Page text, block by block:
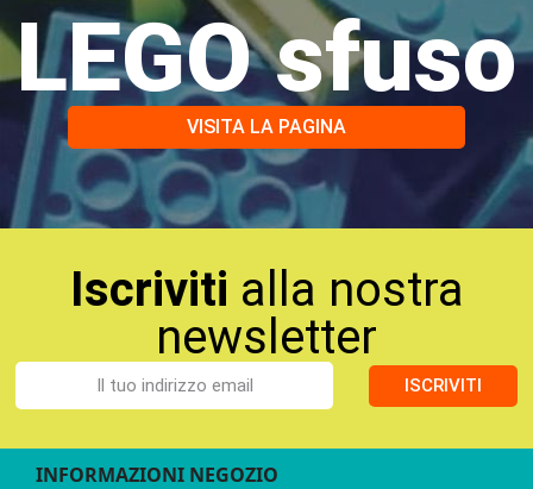
LEGO sfuso
VISITA LA PAGINA
Iscriviti alla nostra
newsletter
ISCRIVITI
INFORMAZIONI NEGOZIO